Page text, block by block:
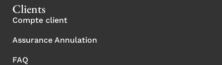
Clients
Compte client
Assurance Annulation
FAQ